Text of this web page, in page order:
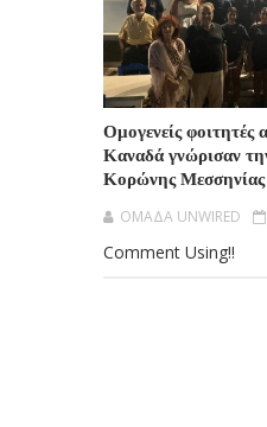
Ομογενείς
Καναδά γνώρισαν
Κορώνης Μεσσηνίας
OMAΔΑ UNWIRED
Comment Using!!